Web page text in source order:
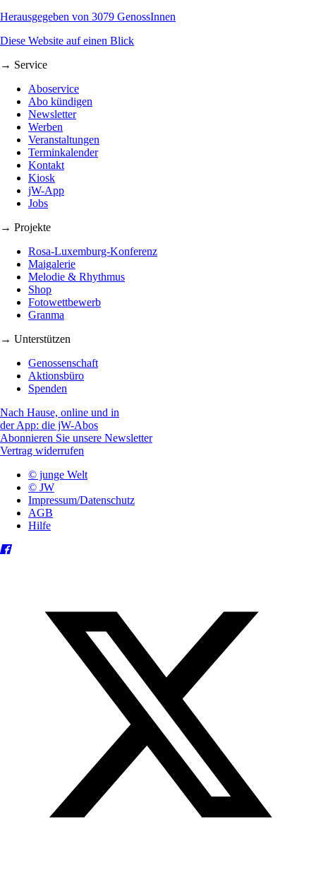
Herausgegeben von 3079 GenossInnen
Diese Website auf einen Blick
→ Service
Aboservice
Abo kündigen
Newsletter
Werben
Veranstaltungen
Terminkalender
Kontakt
Kiosk
jW-App
Jobs
→ Projekte
Rosa-Luxemburg-Konferenz
Maigalerie
Melodie & Rhythmus
Shop
Fotowettbewerb
Granma
→ Unterstützen
Genossenschaft
Aktionsbüro
Spenden
Nach Hause, online und in
der App: die jW-Abos
Abonnieren Sie unsere Newsletter
Vertrag widerrufen
© junge Welt
© JW
Impressum/Datenschutz
AGB
Hilfe